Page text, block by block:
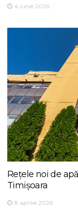
4 iunie 2026
Rețele noi de
Timișoara
8 aprilie 2026